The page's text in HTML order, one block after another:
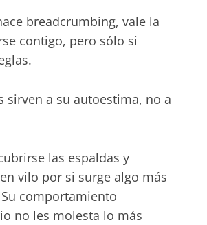
breadcrumbing, vale la
contigo, pero sólo si
sirven a su autoestima, no a
las espaldas y
vilo por si surge algo más
comportamiento
no les molesta lo más